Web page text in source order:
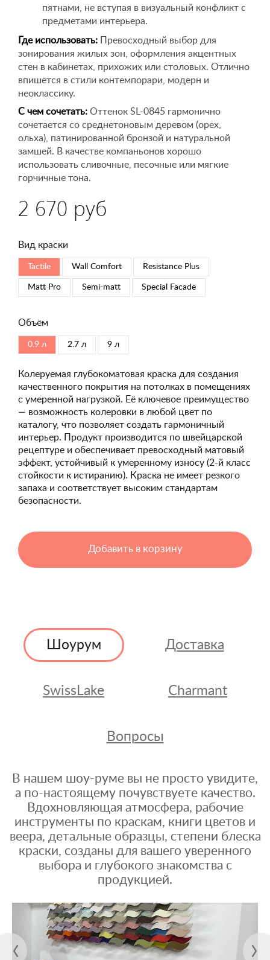
пятнами, не вступая в визуальный конфликт с
предметами интерьера.
Где использовать: Превосходный выбор для
зонирования жилых зон, оформления акцентных
стен в кабинетах, прихожих или столовых. Отлично
впишется в стили контемпорари, модерн и
неоклассику.
С чем сочетать: Оттенок SL-0845 гармонично
сочетается со среднетоновым деревом (орех,
ольха), патинированной бронзой и натуральной
замшей. В качестве компаньонов хорошо
использовать сливочные, песочные или мягкие
горчичные тона.
2 670 руб
Вид краски
Tactile Wall Comfort Resistance Plus
Matt Pro Semi-matt Special Faсade
Объём
0.9 л 2.7 л 9 л
Колеруемая глубокоматовая краска для создания
качественного покрытия на потолках в помещениях
с умеренной нагрузкой. Её ключевое преимущество
— возможность колеровки в любой цвет по
каталогу, что позволяет создать гармоничный
интерьер. Продукт производится по швейцарской
рецептуре и обеспечивает превосходный матовый
эффект, устойчивый к умеренному износу (2-й класс
стойкости к истиранию). Краска не имеет резкого
запаха и соответствует высоким стандартам
безопасности.
Добавить в корзину
Шоурум Доставка
SwissLake Charmant
Вопросы
В нашем шоу-руме вы не просто увидите,
а по-настоящему почувствуете качество.
Вдохновляющая атмосфера, рабочие
инструменты по краскам, книги цветов и
веера, детальные образцы, степени блеска
краски, созданы для вашего уверенного
выбора и глубокого знакомства с
продукцией.